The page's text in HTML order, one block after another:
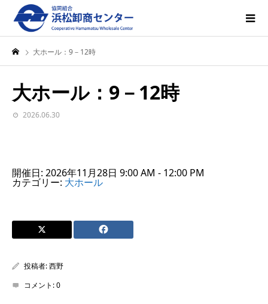
大ホール：9－12時
大ホール：9－12時
2026.06.30
開催日: 2026年11月28日 9:00 AM - 12:00 PM
カテゴリー: 大ホール
投稿者:西野
コメント:0